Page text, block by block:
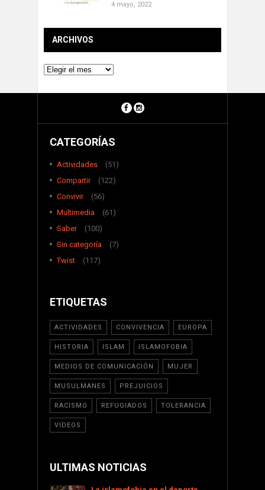
4 mayo, 2022
ARCHIVOS
Archivos
CATEGORÍAS
Actividades
(51)
Compartir
(122)
Convivir
(56)
Multimedia
(61)
Saber
(100)
Sin categoría
(7)
Twist
(117)
ETIQUETAS
ACTIVIDADES CONVIVENCIA EUROPA
HISTORIA ISLAM ISLAMOFOBIA
MEDIOS DE COMUNICACIÓN MUJER
MUSULMANES PREJUICIOS
RACISMO REFUGIADOS TOLERANCIA
VIDEOS
ULTIMAS NOTICIAS